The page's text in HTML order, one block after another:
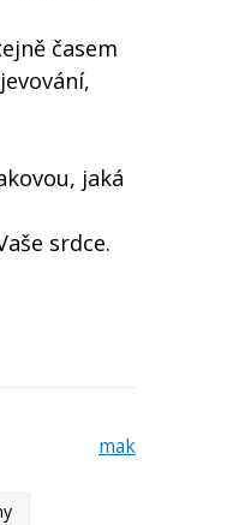
časem
jaká
srdce.
mak